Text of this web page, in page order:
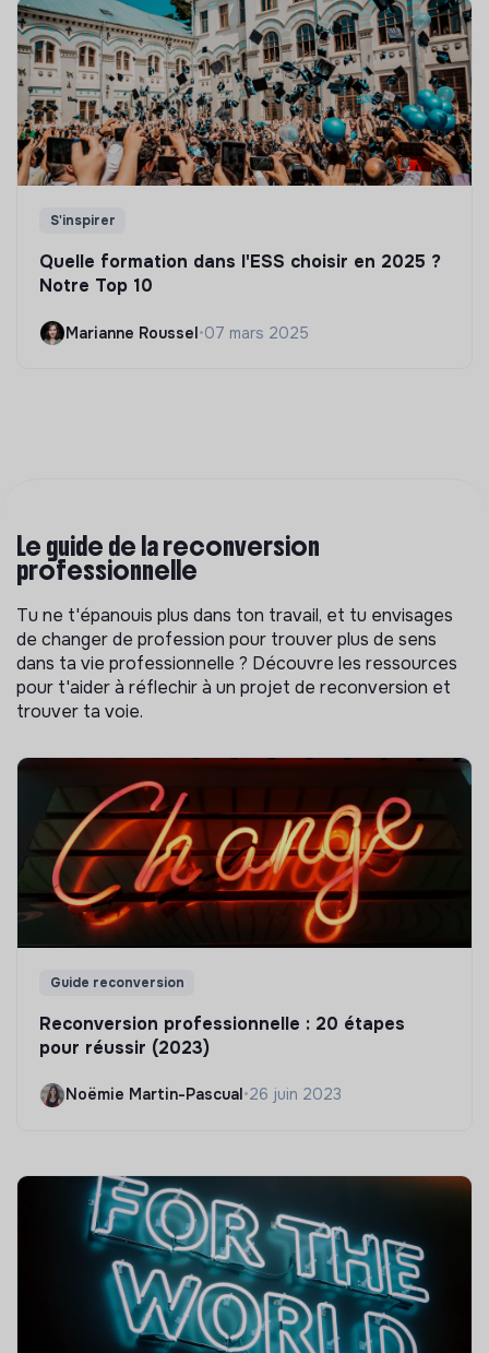
S'inspirer
Quelle formation dans l'ESS choisir en 2025 ?
Notre Top 10
Marianne Roussel•07 mars 2025
Le guide de la reconversion
professionnelle
Tu ne t'épanouis plus dans ton travail, et tu envisages
de changer de profession pour trouver plus de sens
dans ta vie professionnelle ? Découvre les ressources
pour t'aider à réflechir à un projet de reconversion et
trouver ta voie.
Guide reconversion
Reconversion professionnelle : 20 étapes
pour réussir (2023)
Noëmie Martin-Pascual •26 juin 2023